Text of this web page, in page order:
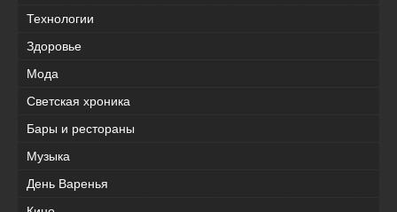
Технологии
Здоровье
Мода
Светская хроника
Бары и рестораны
Музыка
День Варенья